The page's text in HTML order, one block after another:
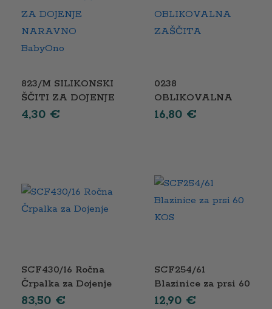
823/M SILIKONSKI
ŠČITI ZA DOJENJE
NARAVNO
4,30 €
0238
OBLIKOVALNA
ZAŠČITA
16,80 €
SCF430/16 Ročna
Črpalka za Dojenje
83,50 €
SCF254/61
Blazinice za prsi 60
KOS
12,90 €